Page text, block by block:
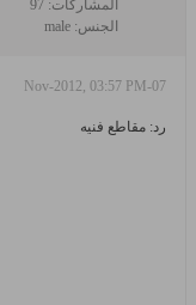
المشاركات: 97
الجنس: male
07-Nov-2012, 03:57 PM
رد: مقاطع فنيه